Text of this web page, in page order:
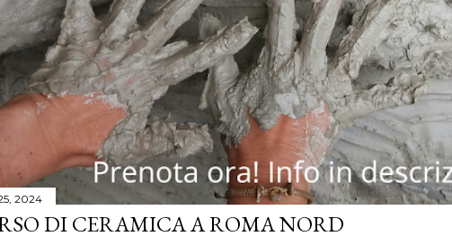
2024
DI CERAMICA A ROMA NORD